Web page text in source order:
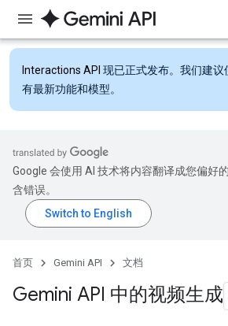
Interactions API 现已正式发布。我们建议
有最新功能和模型。
Google 会使用 AI 技术将内容翻译成您偏好
含错误。
首页 Gemini API 文档
Gemini API 中的视频生成